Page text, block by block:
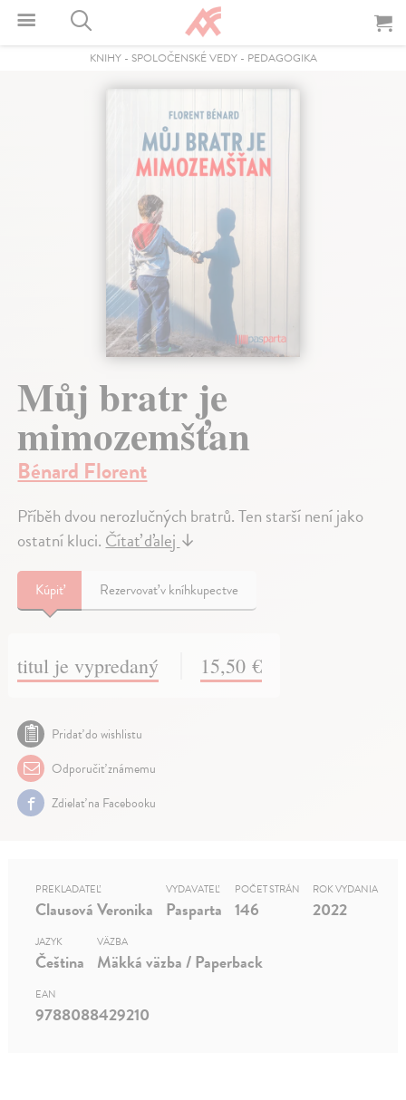
KNIHY- SPOLOČENSKÉ VEDY- PEDAGOGIKA
Můj bratr je
mimozemšťan
Bénard Florent
Příběh dvou nerozlučných bratrů. Ten starší není jako
ostatní kluci. Čítať ďalej ↓
Kúpiť Rezervovať v kníhkupectve
titul je vypredaný 15,50 €
Pridať do wishlistu
Odporučiť známemu
Zdielať na Facebooku
PREKLADATEĽ
Clausová Veronika
VYDAVATEĽ
Pasparta
POČET STRÁN
146
ROK VYDANIA
2022
JAZYK
Čeština
VÄZBA
Mäkká väzba / Paperback
EAN
9788088429210